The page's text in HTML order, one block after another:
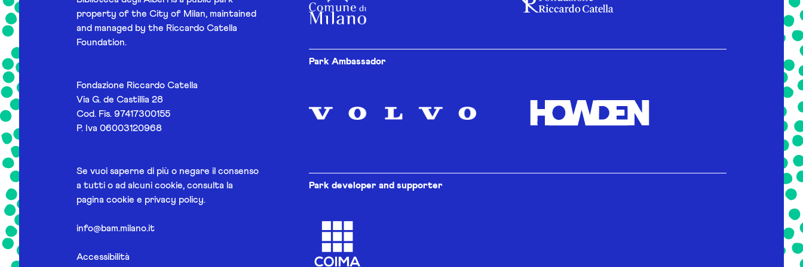
property of the City of Milan, maintained
and managed by the Riccardo Catella
Foundation.
Fondazione Riccardo Catella
Via G. de Castillia 28
Cod. Fis. 97417300155
P. Iva 06003120968
Se vuoi saperne di più o negare il consenso
a tutti o ad alcuni cookie, consulta la
pagina cookie e privacy policy.
info@bam.milano.it
Accessibilità
Park Ambassador
Park developer and supporter